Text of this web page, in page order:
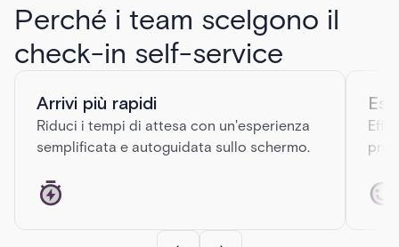
Perché i team scelgono il
check-in self-service
Arrivi più rapidi
Riduci i tempi di attesa con un'esperienza
semplificata e autoguidata sullo schermo.